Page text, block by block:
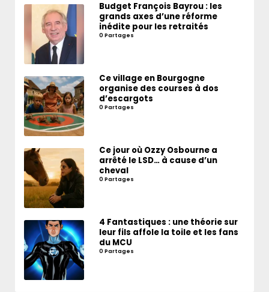
Budget François Bayrou : les
grands axes d’une réforme
inédite pour les retraités
0 Partages
Ce village en Bourgogne
organise des courses à dos
d’escargots
0 Partages
Ce jour où Ozzy Osbourne a
arrêté le LSD… à cause d’un
cheval
0 Partages
4 Fantastiques : une théorie sur
leur fils affole la toile et les fans
du MCU
0 Partages